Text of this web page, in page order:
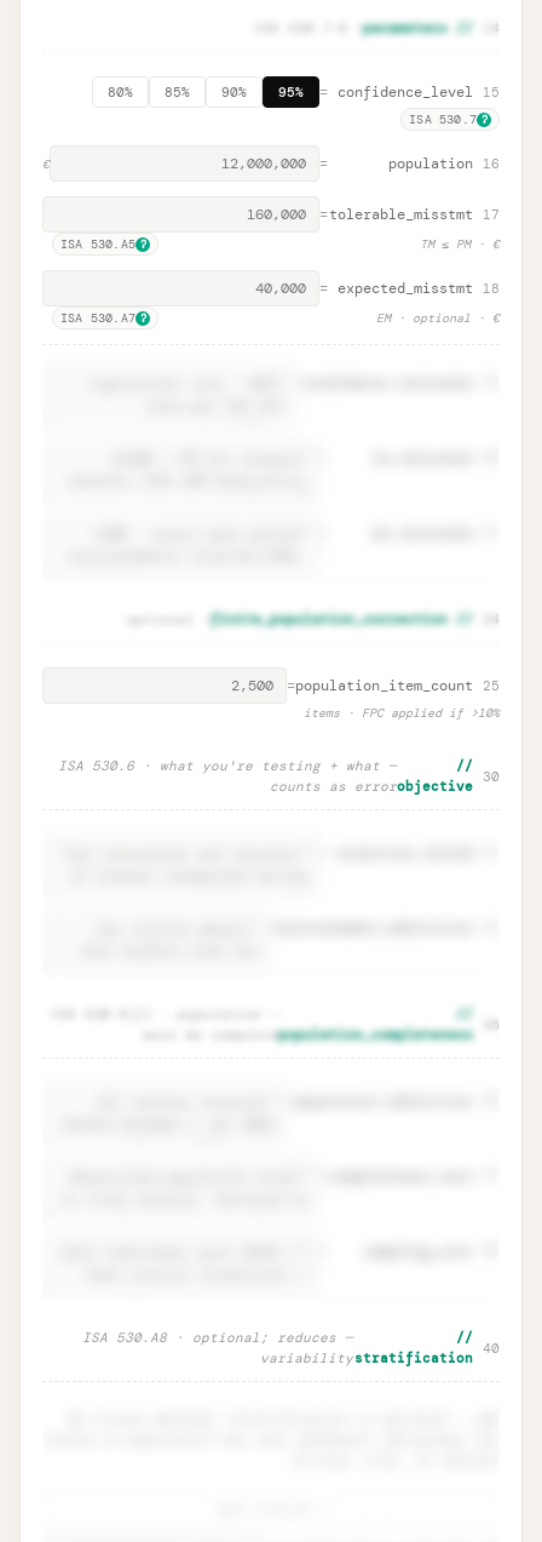
Method rationale · ISA 530.A4
documentation
14
— ISA 530.7–8
15
confidence_level
=
95%
90%
85%
80%
?
ISA 530.7
16
population
=
€
17
tolerable_misstmt
=
€
· TM ≤ PM
?
ISA 530.A5
18
expected_misstmt
=
€
· EM · optional
?
ISA 530.A7
Parameter rationales · ISA 530.9
documentation
24
25
population_item_count
=
items · FPC applied if >10%
30
//
objective
— ISA 530.6 · what you're testing + what
counts as error
Objective · ISA 530.6 what you test +
error definition
35
population_completeness
must be complete
🔒
Population · definition +
completeness test
Unlock
→
40
//
stratification
— ISA 530.A8 · optional; reduces
variability